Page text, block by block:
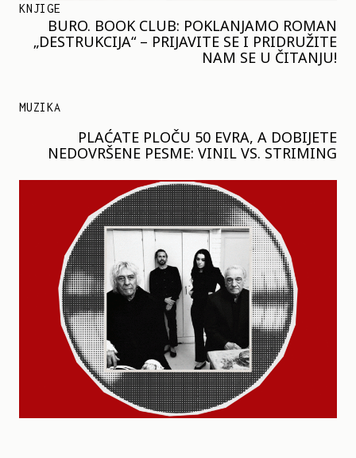
KNJIGE
BURO. BOOK CLUB: POKLANJAMO ROMAN
„DESTRUKCIJA“ – PRIJAVITE SE I PRIDRUŽITE
NAM SE U ČITANJU!
MUZIKA
PLAĆATE PLOČU 50 EVRA, A DOBIJETE
NEDOVRŠENE PESME: VINIL VS. STRIMING